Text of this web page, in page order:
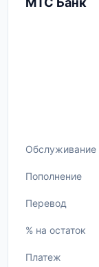
Обслуживание
Пополнение
Перевод
% на остаток
Платеж